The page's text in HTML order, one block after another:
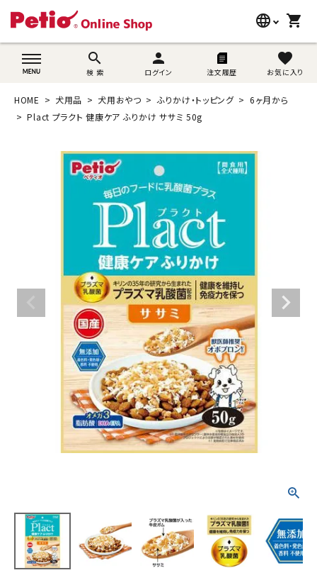
language
wovn-lang-name
shopping_cart
search
検 索
person
ログイン 注文履歴
favorite
お気に入り
search
猫用品
うさぎ用品
ブランド別に探す
ご利用案内
ACCOUNT MENU
ようこそ ゲスト 様
person 新規会員登録
HOME 犬用品 犬用おやつ ふりかけ・トッピング
6ヶ月から
Plact プラクト 健康ケア ふりかけ ササミ 50g